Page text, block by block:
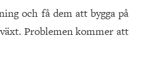
och få dem att bygga på
Problemen kommer att